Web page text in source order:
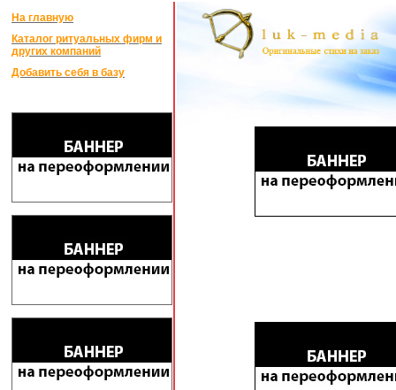
На главную
Каталог ритуальных фирм и
других компаний
Добавить себя в базу